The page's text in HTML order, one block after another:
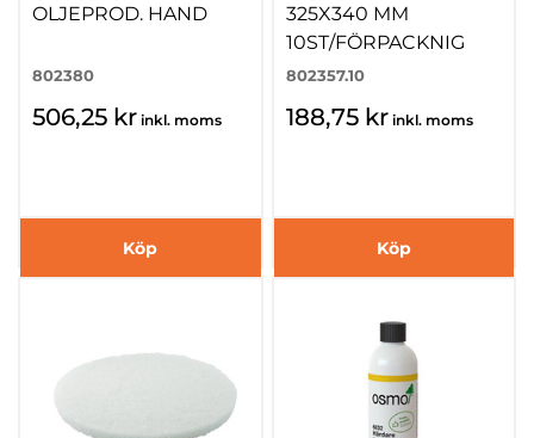
OLJEPROD. HAND
802380
506,25 kr inkl. moms
Köp
325X340 MM
10ST/FÖRPACKNIG
802357.10
188,75 kr inkl. moms
Köp